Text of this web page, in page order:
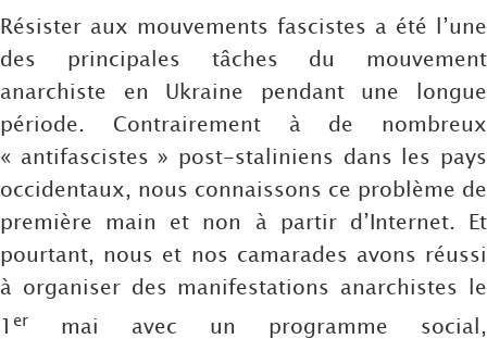
Résister aux mouvements fascistes a été l’une
des principales tâches du mouvement
anarchiste en Ukraine pendant une longue
période. Contrairement à de nombreux
« antifascistes » post-staliniens dans les pays
occidentaux, nous connaissons ce problème de
première main et non à partir d’Internet. Et
pourtant, nous et nos camarades avons réussi
à organiser des manifestations anarchistes le
1 er
mai avec un programme social,